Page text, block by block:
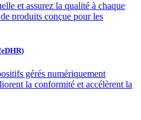
et assurez la qualité à chaque
produits conçue pour les
gérés numériquement
la conformité et accélèrent la